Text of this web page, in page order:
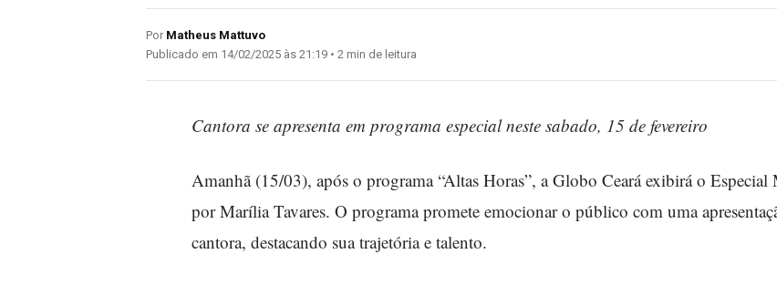
Por Matheus Mattuvo
Publicado em 14/02/2025 às 21:19 • 2 min de leitura
Cantora se apresenta em programa especial neste sabado, 15 de fevereiro
Amanhã (15/03), após o programa “Altas Horas”, a Globo Ceará exibirá o Especial
por Marília Tavares. O programa promete emocionar o público com uma
cantora, destacando sua trajetória e talento.